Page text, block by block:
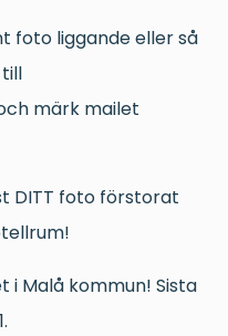
foto liggande eller så
märk mailet
DITT foto förstorat
i Malå kommun! Sista